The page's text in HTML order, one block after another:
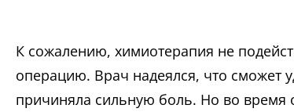
К сожалению, химиотерапия не
операцию. Врач надеялся, что сможет
причиняла сильную боль. Но во время